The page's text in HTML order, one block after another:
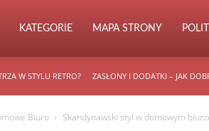
KATEGORIE MAPA STRONY
W STYLU RETRO? ZASŁONY I DODATKI – JAK
Biuro Skandynawski styl w domowym